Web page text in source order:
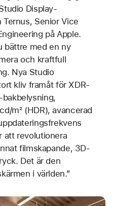
Display-
Ternus, Senior Vice
på Apple.
bättre med en ny
och kraftfull
Nya Studio
kliv framåt för XDR-
m² (HDR), avancerad
att revolutionera
filmskapande, 3D-
Det är den
i världen.”